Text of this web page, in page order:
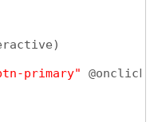
)
primary" @onclick=